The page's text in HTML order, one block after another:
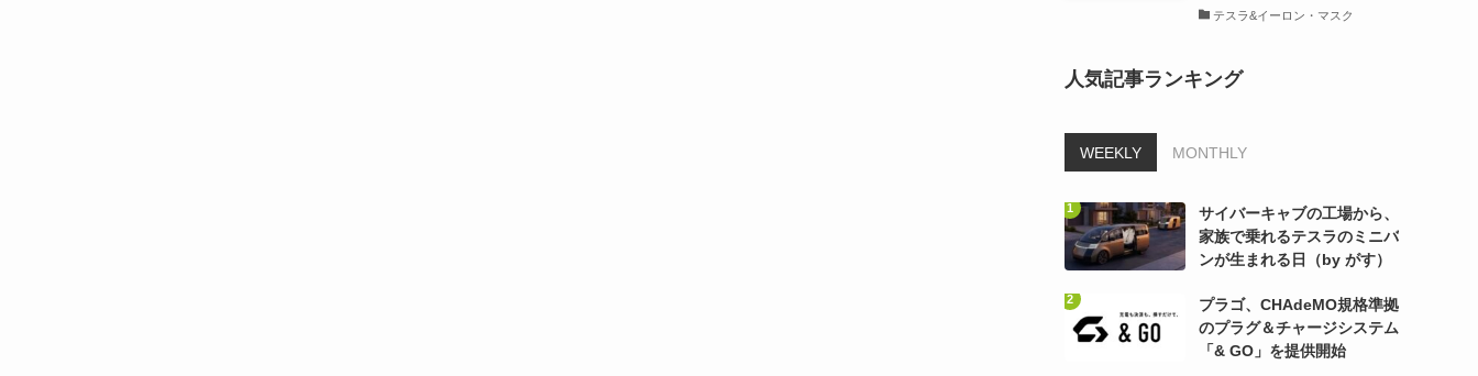
テスラ&イーロン・マスク
人気記事ランキング
WEEKLY MONTHLY
サイバーキャブの工場から、
家族で乗れるテスラのミニバ
ンが生まれる日（by がす）
プラゴ、CHAdeMO規格準拠
のプラグ＆チャージシステム
「& GO」を提供開始